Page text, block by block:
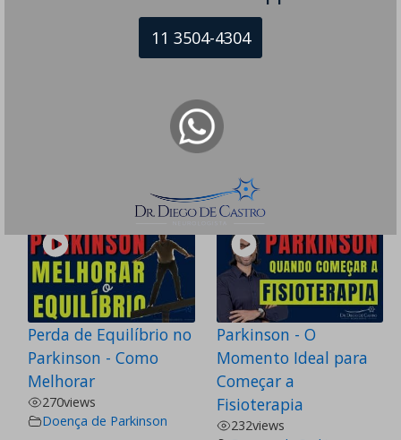
11 3504-4304
5 Remédios Proibidos
Doença de Parkinson
Existe Exame para
Parkinson?
Doença de Parkinson
Perda de Equilíbrio no
Parkinson - Como
Melhorar
270views
Doença de Parkinson
Parkinson - O
Momento Ideal para
Começar a
Fisioterapia
232views